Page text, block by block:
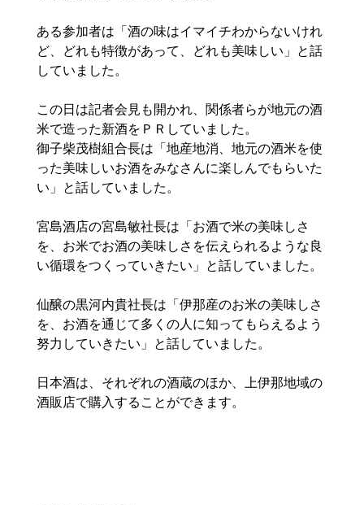
ある参加者は「酒の味はイマイチわからないけれ
ど、どれも特徴があって、どれも美味しい」と話
していました。
この日は記者会見も開かれ、関係者らが地元の酒
米で造った新酒をＰＲしていました。
御子柴茂樹組合長は「地産地消、地元の酒米を使
った美味しいお酒をみなさんに楽しんでもらいた
い」と話していました。
宮島酒店の宮島敏社長は「お酒で米の美味しさ
を、お米でお酒の美味しさを伝えられるような良
い循環をつくっていきたい」と話していました。
仙醸の黒河内貴社長は「伊那産のお米の美味しさ
を、お酒を通じて多くの人に知ってもらえるよう
努力していきたい」と話していました。
日本酒は、それぞれの酒蔵のほか、上伊那地域の
酒販店で購入することができます。